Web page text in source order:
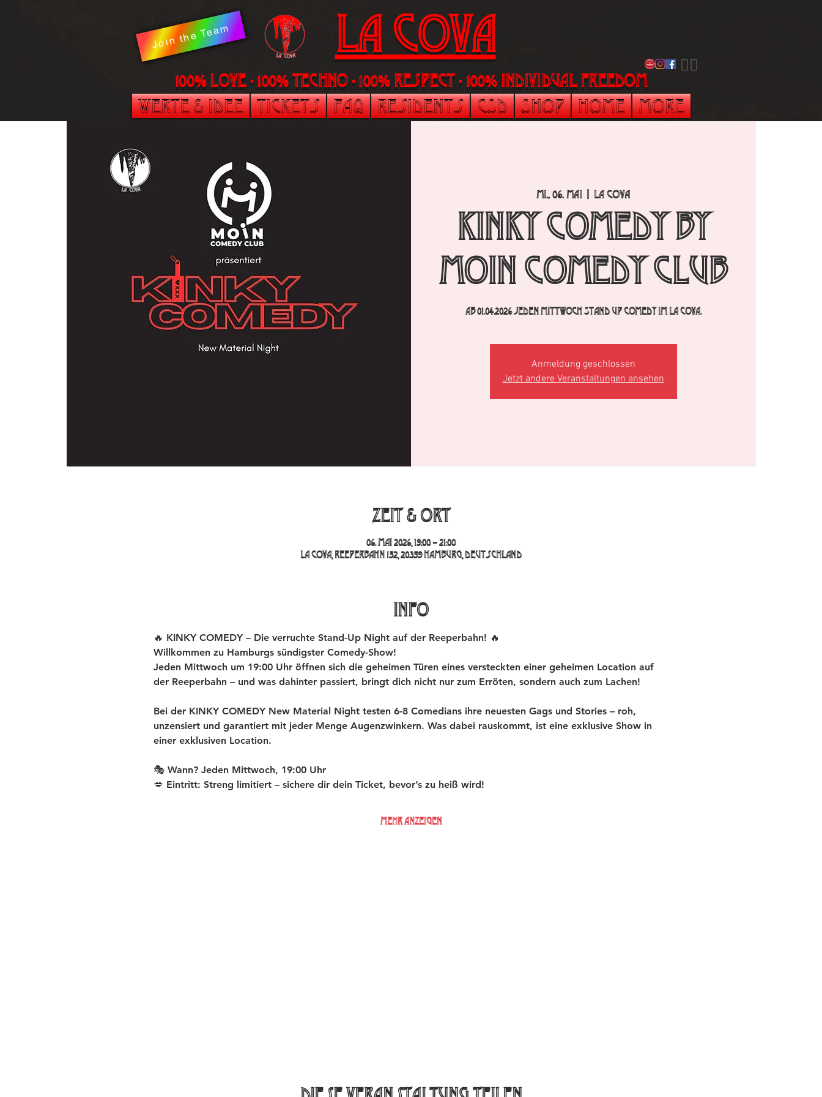
LA Cova
100% LOVE - 100% Techno - 100% Respect - 100% individual freedom
​🏳️‍🌈
Join the Team
Werte & Idee Tickets FAQ Residents CSD Shop Home More
Mi., 06. Mai
  |
La Cova
Kinky Comedy by
Moin Comedy Club
Ab 01.04.2026 jeden Mittwoch Stand Up Comedy im La Cova.
Anmeldung geschlossen
Jetzt andere Veranstaltungen ansehen
Zeit & Ort
06. Mai 2026, 19:00 – 21:00
La Cova, Reeperbahn 152, 20359 Hamburg, Deutschland
INFO
🔥 KINKY COMEDY – Die verruchte Stand-Up Night auf der Reeperbahn! 🔥
Willkommen zu Hamburgs sündigster Comedy-Show!
Jeden Mittwoch um 19:00 Uhr öffnen sich die geheimen Türen eines versteckten einer geheimen Location auf
der Reeperbahn – und was dahinter passiert, bringt dich nicht nur zum Erröten, sondern auch zum Lachen!
Bei der KINKY COMEDY New Material Night testen 6-8 Comedians ihre neuesten Gags und Stories – roh,
unzensiert und garantiert mit jeder Menge Augenzwinkern. Was dabei rauskommt, ist eine exklusive Show in
einer exklusiven Location.
🎭 Wann? Jeden Mittwoch, 19:00 Uhr
💋 Eintritt: Streng limitiert – sichere dir dein Ticket, bevor’s zu heiß wird!
Mehr anzeigen